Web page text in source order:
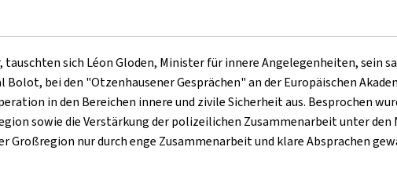
tauschten sich Léon Gloden, Minister für innere Angelegenheiten,
Bolot, bei den "Otzenhausener Gesprächen" an der Europäischen
in den Bereichen innere und zivile Sicherheit aus. Besprochen
sowie die Verstärkung der polizeilichen Zusammenarbeit unter
Großregion nur durch enge Zusammenarbeit und klare Absprachen